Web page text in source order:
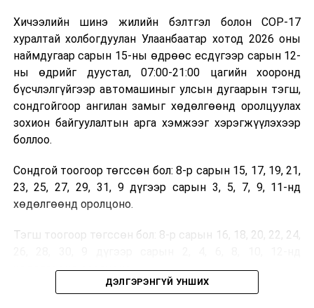
Хичээлийн шинэ жилийн бэлтгэл болон COP-17
хуралтай холбогдуулан Улаанбаатар хотод 2026 оны
наймдугаар сарын 15-ны өдрөөс есдүгээр сарын 12-
ны өдрийг дуустал, 07:00-21:00 цагийн хооронд
бүсчлэлгүйгээр автомашиныг улсын дугаарын тэгш,
сондгойгоор ангилан замыг хөдөлгөөнд оролцуулах
зохион байгуулалтын арга хэмжээг хэрэгжүүлэхээр
боллоо.
Сондгой тоогоор төгссөн бол: 8-р сарын 15, 17, 19, 21,
23, 25, 27, 29, 31, 9 дүгээр сарын 3, 5, 7, 9, 11-нд
хөдөлгөөнд оролцоно.
Тэгш тоогоор төгссөн бол: 8-р сарын 16, 18, 20, 22, 24,
хөдөлгөөнд оролцоно.
ДЭЛГЭРЭНГҮЙ УНШИХ